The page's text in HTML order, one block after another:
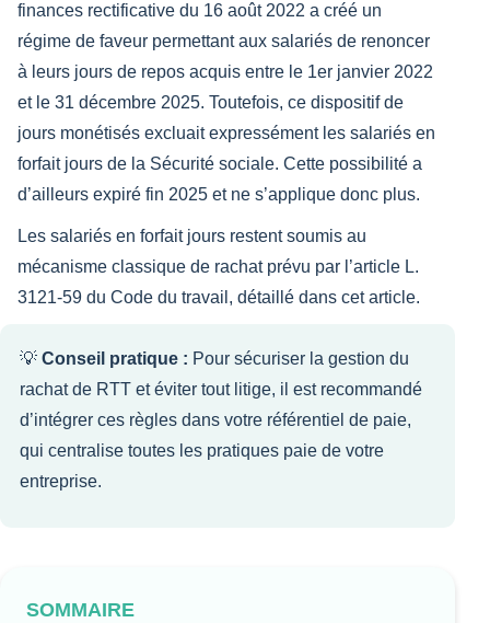
finances rectificative du 16 août 2022 a créé un
régime de faveur permettant aux salariés de renoncer
à leurs jours de repos acquis entre le 1er janvier 2022
et le 31 décembre 2025. Toutefois, ce dispositif de
jours monétisés excluait expressément les salariés en
forfait jours de la Sécurité sociale. Cette possibilité a
d’ailleurs expiré fin 2025 et ne s’applique donc plus.
Les salariés en forfait jours restent soumis au
mécanisme classique de rachat prévu par l’article L.
3121-59 du Code du travail, détaillé dans cet article.
💡 Conseil pratique : Pour sécuriser la gestion du
rachat de RTT et éviter tout litige, il est recommandé
d’intégrer ces règles dans votre référentiel de paie,
qui centralise toutes les pratiques paie de votre
entreprise.
SOMMAIRE